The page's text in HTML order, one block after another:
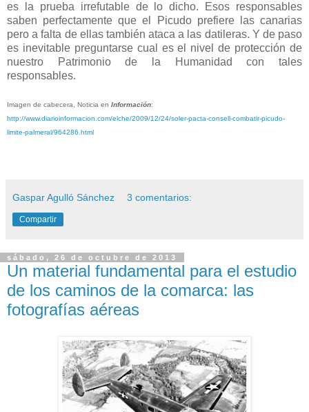
es la prueba irrefutable de lo dicho. Esos responsables
saben perfectamente que el Picudo prefiere las canarias
pero a falta de ellas también ataca a las datileras. Y de paso
es inevitable preguntarse cual es el nivel de protección de
nuestro Patrimonio de la Humanidad con tales
responsables.
Imagen de cabecera, Noticia en Información:
http://www.diarioinformacion.com/elche/2009/12/24/soler-pacta-consell-combatir-picudo-
limite-palmeral/964286.html
Gaspar Agulló Sánchez 3 comentarios:
Compartir
sábado, 26 de octubre de 2013
Un material fundamental para el estudio
de los caminos de la comarca: las
fotografías aéreas